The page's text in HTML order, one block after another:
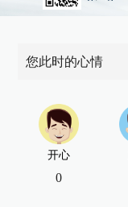
您此时的心情
开心
0